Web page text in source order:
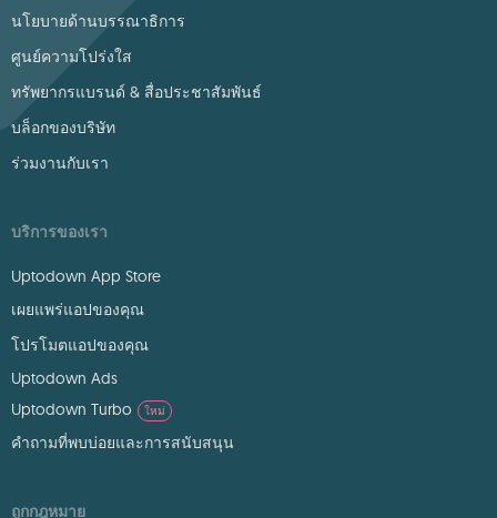
นโยบายด้านบรรณาธิการ
ศูนย์ความโปร่งใส
ทรัพยากรแบรนด์ & สื่อประชาสัมพันธ์
บล็อกของบริษัท
ร่วมงานกับเรา
บริการของเรา
Uptodown App Store
เผยแพร่แอปของคุณ
โปรโมตแอปของคุณ
Uptodown Ads
Uptodown Turbo
ใหม่
คำถามที่พบบ่อยและการสนับสนุน
ถูกกฎหมาย